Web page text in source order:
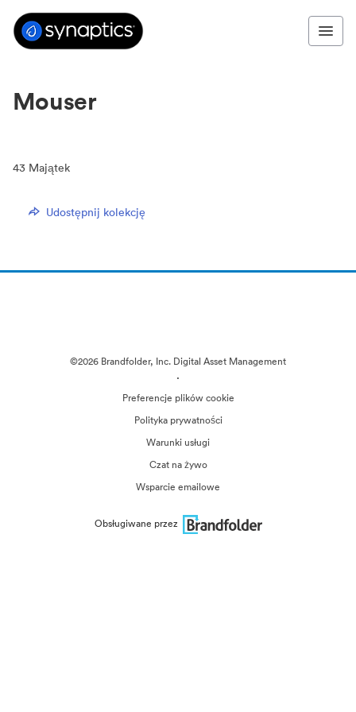
Mouser
43 Majątek
Udostępnij kolekcję
©2026 Brandfolder, Inc. Digital Asset Management
·
Preferencje plików cookie
Polityka prywatności
Warunki usługi
Czat na żywo
Wsparcie emailowe
Obsługiwane przez